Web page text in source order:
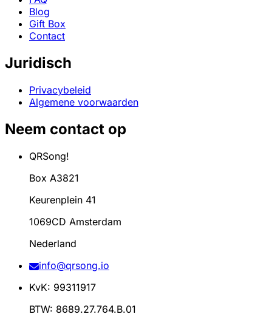
Blog
Gift Box
Contact
Juridisch
Privacybeleid
Algemene voorwaarden
Neem contact op
QRSong!
Box A3821
Keurenplein 41
1069CD Amsterdam
Nederland
info@qrsong.io
KvK: 99311917
BTW: 8689.27.764.B.01